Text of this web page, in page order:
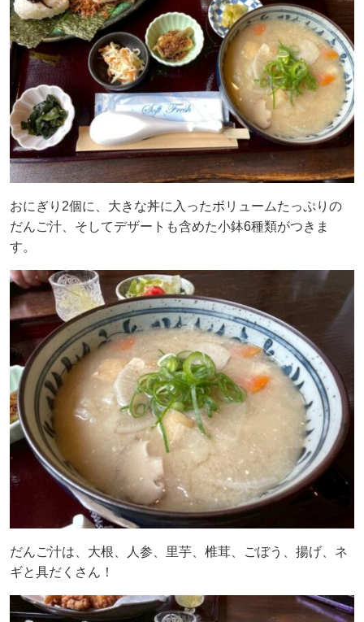
おにぎり2個に、大きな丼に入ったボリュームたっぷりの
だんご汁、そしてデザートも含めた小鉢6種類がつきま
す。
だんご汁は、大根、人参、里芋、椎茸、ごぼう、揚げ、ネ
ギと具だくさん！